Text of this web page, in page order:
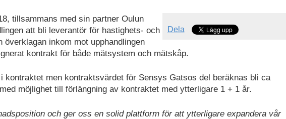
Dela
tillsammans med sin partner Oulun
att bli leverantör för hastighets- och
överklagan inkom mot upphandlingen
kontrakt för både mätsystem och mätskåp.
kontraktet men kontraktsvärdet för Sensys Gatsos del beräknas bli ca
möjlighet till förlängning av kontraktet med ytterligare 1 + 1 år.
och ger oss en solid plattform för att ytterligare expandera vår